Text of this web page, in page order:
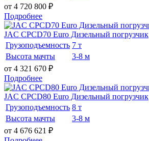
от 4 720 800 ₽
Подробнее
JAC CPCD70 Euro Дизельный погрузчик
Грузоподъемность 7 т
Высота мачты
3-8 м
от 4 321 670 ₽
Подробнее
JAC CPCD80 Euro Дизельный погрузчик
Грузоподъемность 8 т
Высота мачты
3-8 м
от 4 676 621 ₽